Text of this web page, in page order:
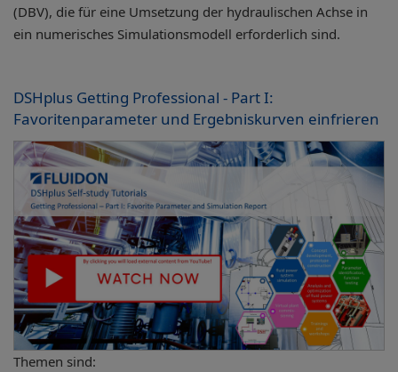
(DBV), die für eine Umsetzung der hydraulischen Achse in
ein numerisches Simulationsmodell erforderlich sind.
DSHplus Getting Professional - Part I:
Favoritenparameter und Ergebniskurven einfrieren
Themen sind: